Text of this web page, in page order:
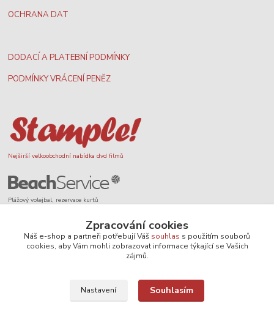
OCHRANA DAT
DODACÍ A PLATEBNÍ PODMÍNKY
PODMÍNKY VRÁCENÍ PENĚZ
Nejširší velkoobchodní nabídka dvd filmů
Plážový volejbal, rezervace kurtů
Zpracování cookies
Náš e-shop a partneři potřebují Váš souhlas s použitím souborů
cookies, aby Vám mohli zobrazovat informace týkající se Vašich
zájmů.
Nastavení Souhlasím